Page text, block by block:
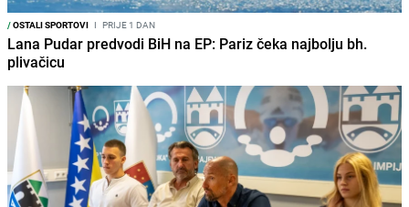
/OSTALI SPORTOVI I PRIJE 1 DAN
Lana Pudar predvodi BiH na EP: Pariz čeka najbolju bh.
plivačicu